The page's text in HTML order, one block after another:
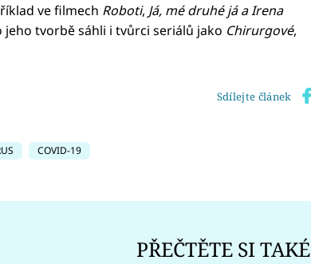
ve filmech Roboti, Já, mé druhé já a Irena
jeho tvorbě sáhli i tvůrci seriálů jako Chirurgové,
Sdílejte článek
COVID-19
PŘEČTĚTE SI TAKÉ